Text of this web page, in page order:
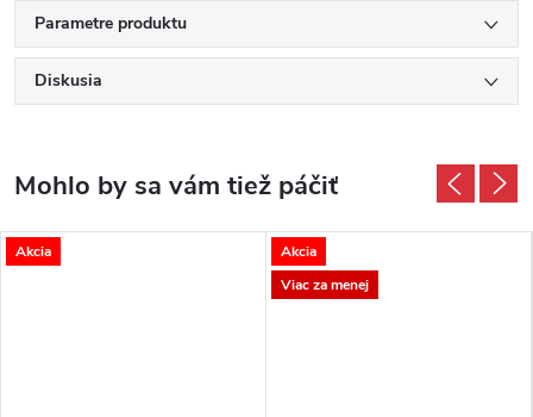
Parametre produktu
Diskusia
Akcia
Akcia
Viac za menej